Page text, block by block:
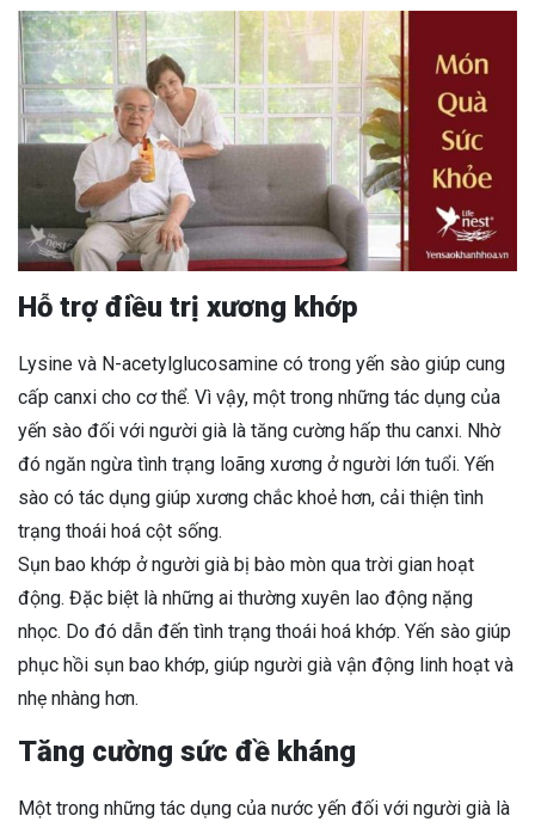
Hỗ trợ điều trị xương khớp
Lysine và N-acetylglucosamine có trong yến sào giúp cung
cấp canxi cho cơ thể. Vì vậy, một trong những tác dụng của
yến sào đối với người già là tăng cường hấp thu canxi. Nhờ
đó ngăn ngừa tình trạng loãng xương ở người lớn tuổi. Yến
sào có tác dụng giúp xương chắc khoẻ hơn, cải thiện tình
trạng thoái hoá cột sống.
Sụn bao khớp ở người già bị bào mòn qua trời gian hoạt
động. Đặc biệt là những ai thường xuyên lao động nặng
nhọc. Do đó dẫn đến tình trạng thoái hoá khớp. Yến sào giúp
phục hồi sụn bao khớp, giúp người già vận động linh hoạt và
nhẹ nhàng hơn.
Tăng cường sức đề kháng
Một trong những tác dụng của nước yến đối với người già là